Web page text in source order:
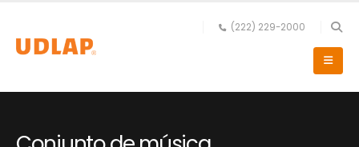
(222) 229-2000